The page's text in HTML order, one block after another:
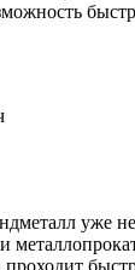
уже
проходит